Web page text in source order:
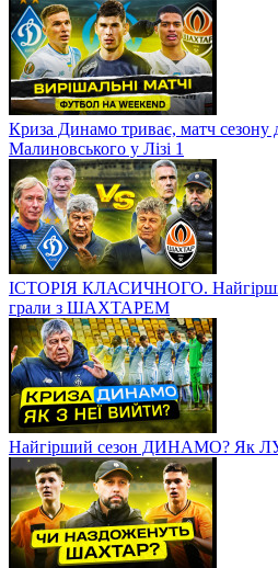
Криза Динамо триває, матч сезону
Малиновського у Лізі 1
ІСТОРІЯ КЛАСИЧНОГО. Найгірші
грали з ШАХТАРЕМ
Найгірший сезон ДИНАМО? Як